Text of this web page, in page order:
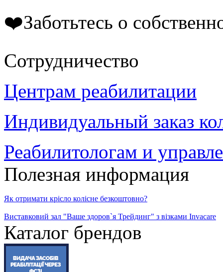
❤️Заботьтесь о
Сотрудничество
Центрам реабилитации
Индивидуальный заказ
Реабилитологам и
Полезная информация
Як отримати крісло колісне безкоштовно?
Виставковий зал "Ваше здоров`я Трейдинг" з візками Invacare
Каталог брендов